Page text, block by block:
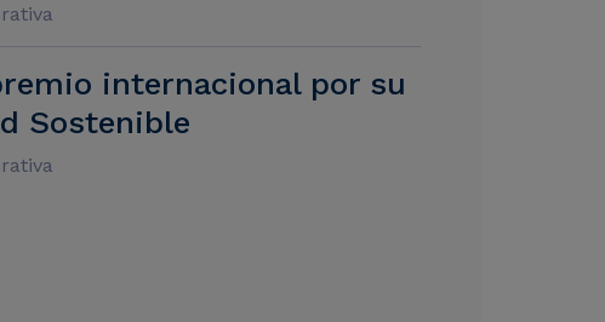
internacional por su
Sostenible